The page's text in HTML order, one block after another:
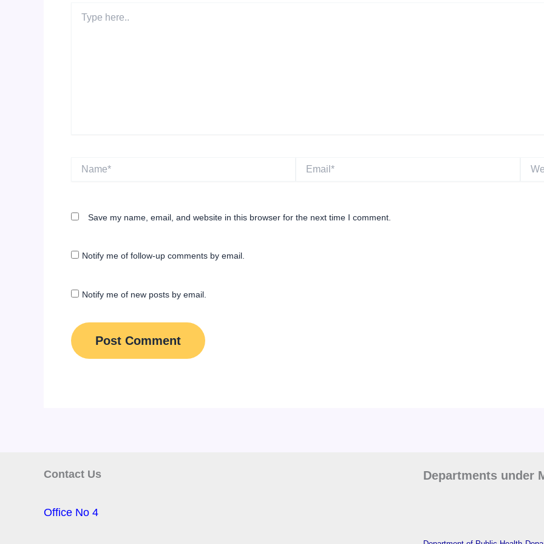
here..
Name* Email*
Save my name, email, and website in this browser for the next time I comment.
Notify me of follow-up comments by email.
Notify me of new posts by email.
Contact Us
Office No 4
Departments under